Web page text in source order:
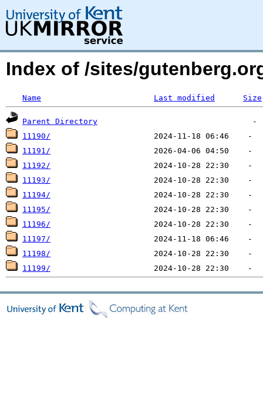
Index of /sites/
Name Last modified Size
Parent Directory
11190/
11191/
11192/
11193/
11194/
11195/
11196/
11197/
11198/
11199/